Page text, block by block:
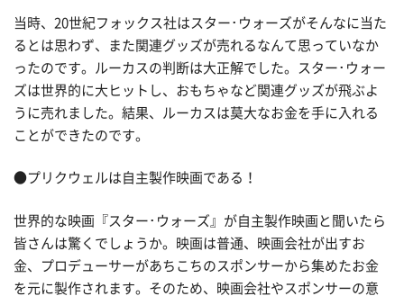
当時、20世紀フォックス社はスター･ウォーズがそんなに当た
るとは思わず、また関連グッズが売れるなんて思っていなか
ったのです。ルーカスの判断は大正解でした。スター･ウォー
ズは世界的に大ヒットし、おもちゃなど関連グッズが飛ぶよ
うに売れました。結果、ルーカスは莫大なお金を手に入れる
ことができたのです。
●プリクウェルは自主製作映画である！
世界的な映画『スター･ウォーズ』が自主製作映画と聞いたら
皆さんは驚くでしょうか。映画は普通、映画会社が出すお
金、プロデューサーがあちこちのスポンサーから集めたお金
を元に製作されます。そのため、映画会社やスポンサーの意